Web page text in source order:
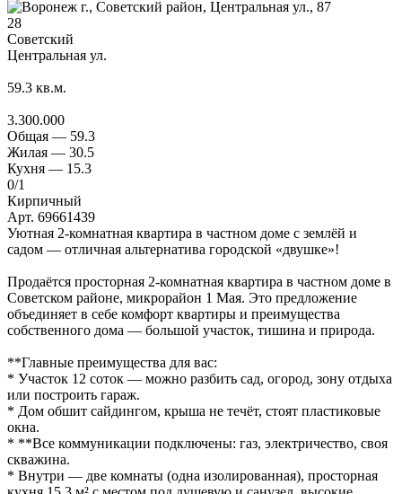
28
Советский
Центральная ул.
59.3 кв.м.
3.300.000
Общая — 59.3
Жилая — 30.5
Кухня — 15.3
0/1
Кирпичный
Арт. 69661439
Уютная 2-комнатная квартира в частном доме с землёй и
садом — отличная альтернатива городской «двушке»!
Продаётся просторная 2-комнатная квартира в частном доме в
Советском районе, микрорайон 1 Мая. Это предложение
объединяет в себе комфорт квартиры и преимущества
собственного дома — большой участок, тишина и природа.
**Главные преимущества для вас:
* Участок 12 соток — можно разбить сад, огород, зону отдыха
или построить гараж.
* Дом обшит сайдингом, крыша не течёт, стоят пластиковые
окна.
* **Все коммуникации подключены: газ, электричество, своя
скважина.
* Внутри — две комнаты (одна изолированная), просторная